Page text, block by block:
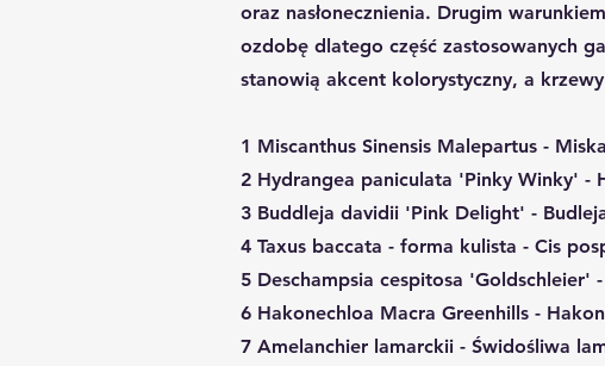
oraz nasłonecznienia. Drugim
ozdobę dlatego część zastosowanych
stanowią akcent kolorystyczny, a
1 Miscanthus Sinensis Malepartus -
2 Hydrangea paniculata 'Pinky Winky' -
3 Buddleja davidii 'Pink Delight' -
4 Taxus baccata - forma kulista - Cis
5 Deschampsia cespitosa 'Goldschleier'
6 Hakonechloa Macra Greenhills -
7 Amelanchier lamarckii - Świdośliwa